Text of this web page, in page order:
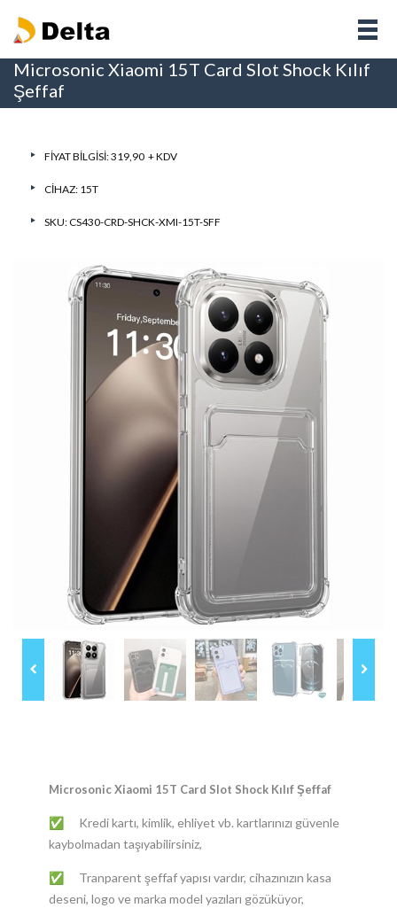
Microsonic Xiaomi 15T Card Slot Shock Kılıf
Şeffaf
FIYAT BILGISI: 319,90 + KDV
CIHAZ: 15T
SKU: CS430-CRD-SHCK-XMI-15T-SFF
Microsonic Xiaomi 15T Card Slot Shock Kılıf Şeffaf
✅ Kredi kartı, kimlik, ehliyet vb. kartlarınızı güvenle
kaybolmadan taşıyabilirsiniz,
✅ Tranparent şeffaf yapısı vardır, cihazınızın kasa
deseni, logo ve marka model yazıları gözüküyor,